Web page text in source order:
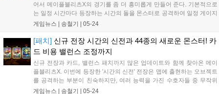
어서 메이플블리츠X의 경기를 좀 더 흥미롭게 만들어 준다. 기본적으로
는 일정 시간마다 등장하는 시간의 돌을 몬스터로 공격하여 일정 게이지
를 밀면 점령! 신전의 수호자가 아군으로 소...
게임뉴스 | 송철기 05-24
[패치] 신규 전장 시간의 신전과 44종의 새로운 몬스터! 카
드 비용 밸런스 조정까지
신규 전장과 카드, 밸런스 패치까지 많은 업데이트와 함께 찾아온 메이
플블리츠X. 이번에 등장한 '시간의 신전' 전장은 맵에 출현하는 오브젝트
를 공격하는 부분이 친숙하지만, 여러 능력을 가진 수호자들 중 무작위
한 명이 소환된다는 점이 특징이다. 덕분에...
게임뉴스 | 송철기 05-24